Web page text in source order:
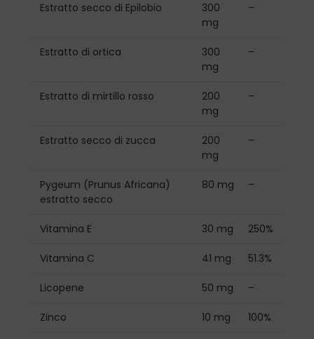
Estratto secco di Epilobio
300
mg
–
Estratto di ortica
300
mg
–
Estratto di mirtillo rosso
200
mg
–
Estratto secco di zucca
200
mg
–
Pygeum (Prunus Africana)
estratto secco
80 mg –
Vitamina E 30 mg 250%
Vitamina C 41 mg 51.3%
Licopene 50 mg –
Zinco 10 mg 100%